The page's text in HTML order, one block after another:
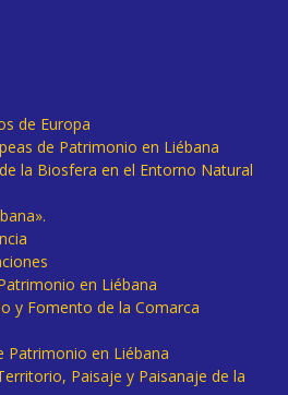
de Europa
de Patrimonio en Liébana
la Biosfera en el Entorno Natural
en Liébana
y Fomento de la Comarca
Patrimonio en Liébana
Paisaje y Paisanaje de la